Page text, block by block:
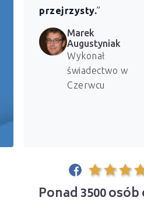
przejrzysty.”
Marek
Augustyniak
Wykonał
świadectwo w
Czerwcu
Ponad 3500